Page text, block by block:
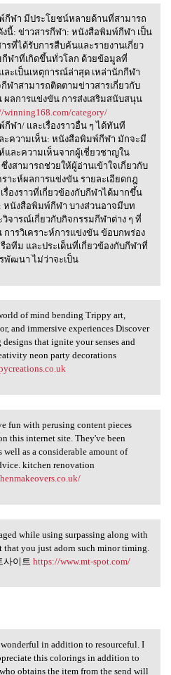
พ์กีฬา
กีฬา มีประโยชน์หลายด้านที่สามารถ
นี้: ข่าวสารกีฬา: หนังสือพิมพ์กีฬา เป็น
รที่ได้รับการสืบค้นและรายงานเกี่ยว
กีฬาที่เกิดขึ้นทั่วโลก ด้วยข้อมูลที่
ะเป็นเหตุการณ์ล่าสุด เหล่านักกีฬา
ฬาสามารถติดตามข่าวสารเกี่ยวกับ
ผลการแข่งขัน การส่งเสริมสนับสนุน
winning168.com/category/
ฬา/ และเรื่องราวอื่น ๆ ได้ทันที
ะความเห็น: หนังสือพิมพ์กีฬา มักจะมี
และความเห็นจากผู้เชี่ยวชาญใน
งสามารถช่วยให้ผู้อ่านเข้าใจเกี่ยวกับ
ราะห์ผลการแข่งขัน รายละเอียดกฎ
รื่องราวที่เกี่ยวข้องกับกีฬาได้มากขึ้น
หนังสือพิมพ์กีฬา บางส่วนอาจมีบท
จารณ์เกี่ยวกับกิจกรรมกีฬาต่าง ๆ ที่
การวิเคราะห์การแข่งขัน ข้อบกพร่อง
อทีม และประเด็นที่เกี่ยวข้องกับกีฬาที่
พัฒนา ไม่ว่าจะเป็น
of mind
of mind bending Trippy art,
and immersive experiences Discover
that ignite your senses and
neon party decorations
fun with
fun with perusing content pieces
this internet site. They've been
well as a considerable amount of
kitchen renovation
while using
while using surpassing along with
that you just adorn such minor timing.
사이트 https://www.mt-spot.com/
wonderful in
in addition to resourceful. I
this colorings in addition to
obtains the item from the send will